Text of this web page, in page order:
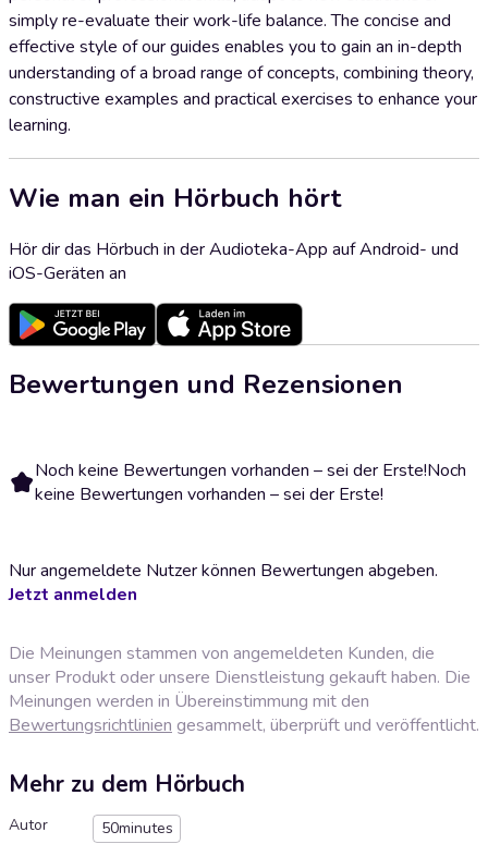
simply re-evaluate their work-life balance. The concise and
effective style of our guides enables you to gain an in-depth
understanding of a broad range of concepts, combining theory,
constructive examples and practical exercises to enhance your
learning.
Wie man ein Hörbuch hört
Hör dir das Hörbuch in der Audioteka-App auf Android- und
iOS-Geräten an
Bewertungen und Rezensionen
Noch keine Bewertungen vorhanden – sei der Erste!Noch
keine Bewertungen vorhanden – sei der Erste!
Nur angemeldete Nutzer können Bewertungen abgeben.
Jetzt anmelden
Die Meinungen stammen von angemeldeten Kunden, die
unser Produkt oder unsere Dienstleistung gekauft haben. Die
Meinungen werden in Übereinstimmung mit den
Bewertungsrichtlinien gesammelt, überprüft und veröffentlicht.
Mehr zu dem Hörbuch
Autor
50minutes